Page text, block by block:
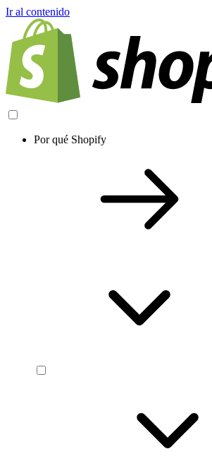
Ir al contenido
Por qué Shopify